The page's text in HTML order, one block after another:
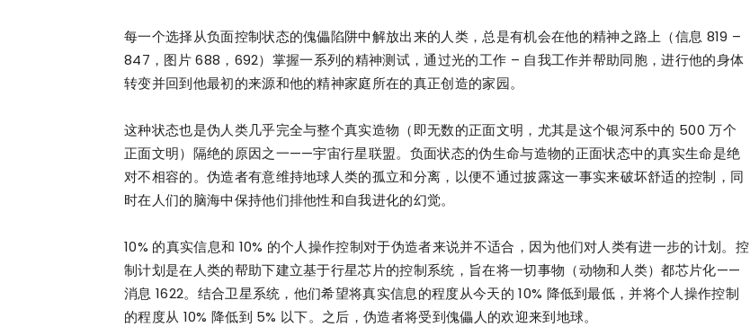
每一个选择从负面控制状态的傀儡陷阱中解放出来的人类，总是有机会在他的精神之路上（信息 819 –
847，图片 688，692）掌握一系列的精神测试，通过光的工作 – 自我工作并帮助同胞，进行他的身体
转变并回到他最初的来源和他的精神家庭所在的真正创造的家园。
这种状态也是伪人类几乎完全与整个真实造物（即无数的正面文明，尤其是这个银河系中的 500 万个
正面文明）隔绝的原因之一——宇宙行星联盟。负面状态的伪生命与造物的正面状态中的真实生命是绝
对不相容的。伪造者有意维持地球人类的孤立和分离，以便不通过披露这一事实来破坏舒适的控制，同
时在人们的脑海中保持他们排他性和自我进化的幻觉。
10% 的真实信息和 10% 的个人操作控制对于伪造者来说并不适合，因为他们对人类有进一步的计划。控
制计划是在人类的帮助下建立基于行星芯片的控制系统，旨在将一切事物（动物和人类）都芯片化——
消息 1622。结合卫星系统，他们希望将真实信息的程度从今天的 10% 降低到最低，并将个人操作控制
的程度从 10% 降低到 5% 以下。之后，伪造者将受到傀儡人的欢迎来到地球。